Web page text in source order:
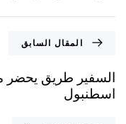
المقال السابق
السفير طريق يحضر
اسطنبول